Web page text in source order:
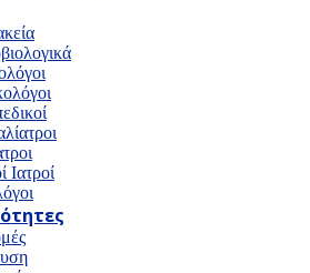
Ιατροί